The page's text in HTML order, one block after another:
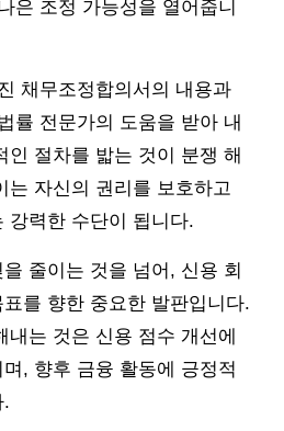
은 조정 가능성을 열어줍니
채무조정합의서의 내용과
률 전문가의 도움을 받아 내
인 절차를 밟는 것이 분쟁 해
는 자신의 권리를 보호하고
강력한 수단이 됩니다.
줄이는 것을 넘어, 신용 회
를 향한 중요한 발판입니다.
는 것은 신용 점수 개선에
, 향후 금융 활동에 긍정적
.